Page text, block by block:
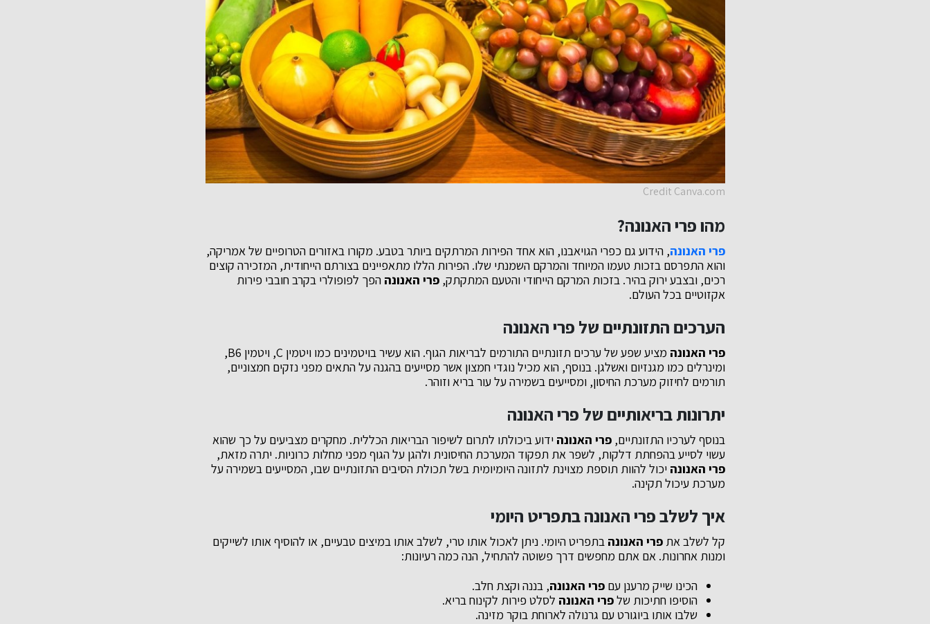
Credit Canva.com
מהו פרי האנונה?
פרי האנונה, הידוע גם כפרי הגויאבנו, הוא אחד הפירות המרתקים ביותר בטבע. מקורו באזורים הטרופיים של אמריקה,
והוא התפרסם בזכות טעמו המיוחד והמרקם השמנתי שלו. הפירות הללו מתאפיינים בצורתם הייחודית, המזכירה קוצים
רכים, ובצבע ירוק בהיר. בזכות המרקם הייחודי והטעם המתקתק,פרי האנונה הפך לפופולרי בקרב חובבי פירות
אקזוטיים בכל העולם.
הערכים התזונתיים של פרי האנונה
פרי האנונה
מציע שפע של ערכים תזונתיים התורמים לבריאות הגוף. הוא עשיר בויטמינים כמו ויטמין C, ויטמין B6,
ומינרלים כמו מגנזיום ואשלגן. בנוסף, הוא מכיל נוגדי חמצון אשר מסייעים בהגנה על התאים מפני נזקים חמצוניים,
תורמים לחיזוק מערכת החיסון, ומסייעים בשמירה על עור בריא וזוהר.
יתרונות בריאותיים של פרי האנונה
בנוסף לערכיו התזונתיים,פרי האנונה ידוע ביכולתו לתרום לשיפור הבריאות הכללית. מחקרים מצביעים על כך שהוא
עשוי לסייע בהפחתת דלקות, לשפר את תפקוד המערכת החיסונית ולהגן על הגוף מפני מחלות כרוניות. יתרה מזאת,
פרי האנונה יכול להוות תוספת מצוינת לתזונה היומיומית בשל תכולת הסיבים התזונתיים שבו, המסייעים בשמירה על
מערכת עיכול תקינה.
איך לשלב פרי האנונה בתפריט היומי
קל לשלב אתפרי האנונה בתפריט היומי. ניתן לאכול אותו טרי, לשלב אותו במיצים טבעיים, או להוסיף אותו לשייקים
ומנות אחרונות. אם אתם מחפשים דרך פשוטה להתחיל, הנה כמה רעיונות:
הכינו שייק מרענן עםפרי האנונה, בננה וקצת חלב.
הוסיפו חתיכות שלפרי האנונה לסלט פירות לקינוח בריא.
שלבו אותו ביוגורט עם גרנולה לארוחת בוקר מזינה.